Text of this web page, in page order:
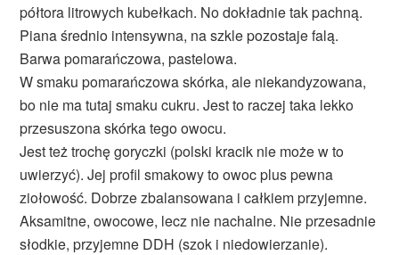
półtora litrowych kubełkach. No dokładnie tak pachną.
Piana średnio intensywna, na szkle pozostaje falą.
Barwa pomarańczowa, pastelowa.
W smaku pomarańczowa skórka, ale niekandyzowana,
bo nie ma tutaj smaku cukru. Jest to raczej taka lekko
przesuszona skórka tego owocu.
Jest też trochę goryczki (polski kracik nie może w to
uwierzyć). Jej profil smakowy to owoc plus pewna
ziołowość. Dobrze zbalansowana i całkiem przyjemne.
Aksamitne, owocowe, lecz nie nachalne. Nie przesadnie
słodkie, przyjemne DDH (szok i niedowierzanie).